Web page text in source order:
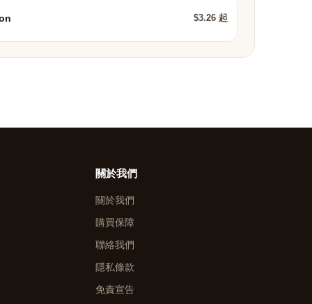
$3.26 起
關於我們
關於我們
購買保障
聯絡我們
隱私條款
免責宣告